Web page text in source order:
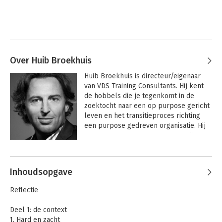
Over Huib Broekhuis
Huib Broekhuis is directeur/eigenaar
van VDS Training Consultants. Hij kent
de hobbels die je tegenkomt in de
zoektocht naar een op purpose gericht
leven en het transitieproces richting
een purpose gedreven organisatie. Hij
resultaat.
Inhoudsopgave
Reflectie
Deel 1: de context
1. Hard en zacht